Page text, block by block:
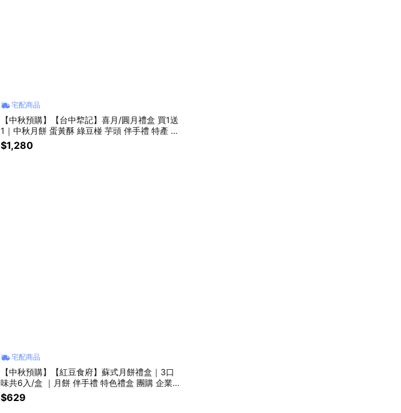
宅配商品
【中秋預購】【台中犂記】喜月/圓月禮盒 買1送
1｜中秋月餅 蛋黃酥 綠豆椪 芋頭 伴手禮 特產 送
禮 企業 團購
$1,280
宅配商品
【中秋預購】【紅豆食府】蘇式月餅禮盒｜3口
味共6入/盒 ｜月餅 伴手禮 特色禮盒 團購 企業
訂購
$629